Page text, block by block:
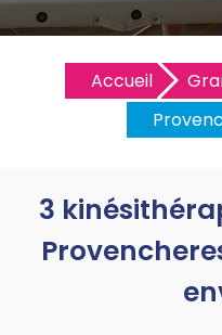
Accueil
3